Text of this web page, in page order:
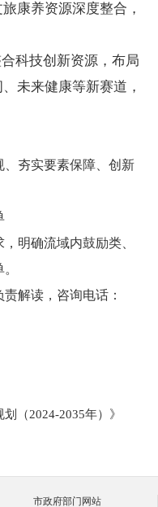
康养资源深度整合，
科技创新资源，布局
未来健康等新赛道，
夯实要素保障、创新
明确流域内鼓励类、
解读，咨询电话：
（2024-2035年）》
市政府部门网站